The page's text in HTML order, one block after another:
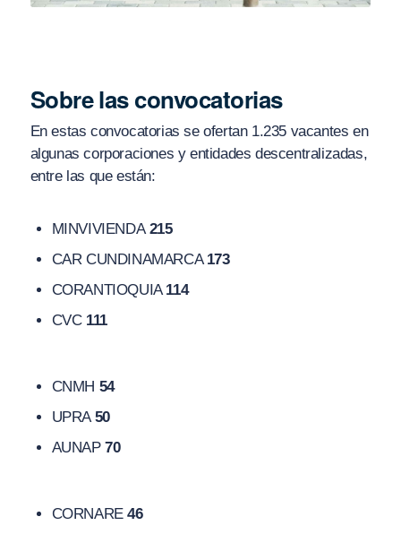
Sobre las convocatorias
En estas convocatorias se ofertan 1.235 vacantes en
algunas corporaciones y entidades descentralizadas,
entre las que están:
MINVIVIENDA215
CAR CUNDINAMARCA 173
CORANTIOQUIA 114
CVC 111
CNMH 54
UPRA 50
AUNAP70
CORNARE46